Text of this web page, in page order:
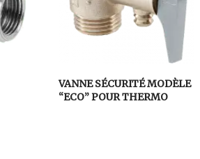
VANNE SÉCURITÉ MODÈLE
“ECO” POUR THERMO